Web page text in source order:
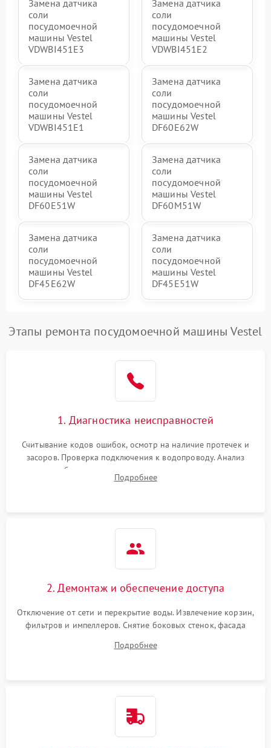
Замена датчика
соли
посудомоечной
машины Vestel
VDWBI451E3
Замена датчика
соли
посудомоечной
машины Vestel
VDWBI451E2
Замена датчика
соли
посудомоечной
машины Vestel
VDWBI451E1
Замена датчика
соли
посудомоечной
машины Vestel
DF60E62W
Замена датчика
соли
посудомоечной
машины Vestel
DF60E51W
Замена датчика
соли
посудомоечной
машины Vestel
DF60M51W
Замена датчика
соли
посудомоечной
машины Vestel
DF45E62W
Замена датчика
соли
посудомоечной
машины Vestel
DF45E51W
Этапы ремонта посудомоечной машины Vestel
1. Диагностика неисправностей
Считывание кодов ошибок, осмотр на наличие протечек и
засоров. Проверка подключения к водопроводу. Анализ
жалоб на отсутствие слива, нагрева, вращения
разбрызгивателей или срабатывание системы защиты
Подробнее
2. Демонтаж и обеспечение доступа
Отключение от сети и перекрытие воды. Извлечение корзин,
фильтров и импеллеров. Снятие боковых стенок, фасада
циркуляционному насосу, ТЭНу и сливной помпе.
Подробнее